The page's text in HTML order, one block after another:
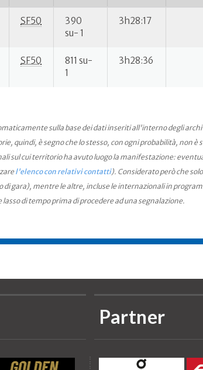
SF50
390
su- 1
3h28:17
SF50
811 su-
1
3h28:36
sulla base dei dati inseriti all'interno degli
quindi, è segno che lo stesso, con ogni probabilità, non è
sul cui territorio ha avuto luogo la manifestazione:
l'elenco con relativi contatti). Considerato però che
gara), mentre le altre, incluse le internazionali in
di tempo prima di procedere ad una segnalazione.
Partner